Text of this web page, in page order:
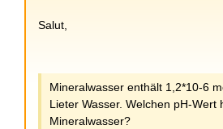
+
Salut,
Mineralwasser enthält 1,2*10-6
Lieter Wasser. Welchen pH-Wert
Mineralwasser?